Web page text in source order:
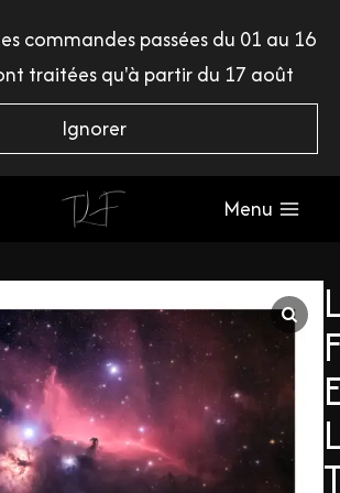
commandes passées du 01 au 16
traitées qu'à partir du 17 août
Ignorer
Menu